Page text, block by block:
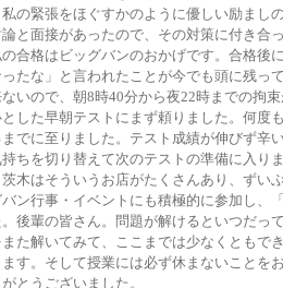
の緊張をほぐすかのように優しい励まし
と面接があったので、その対策に付き合
合格はビッグバンのおかげです。合格後
たな」と言われたことが今でも頭に残っ
いので、朝8時40分から夜22時までの拘
した早朝テストにまず頼りました。何度
でに至りました。テスト成績が伸びず辛
ちを切り替えて次のテストの準備に入り
木はそういうお店がたくさんあり、ずい
ン行事・イベントにも積極的に参加し、
後輩の皆さん。問題が解けるといつだっ
た解いてみて、ここまでは少なくともで
す。そして授業には必ず休まないことを
とうございました。